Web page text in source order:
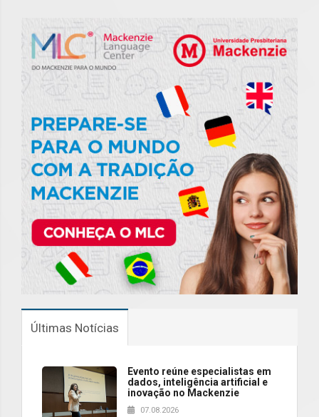
Últimas Notícias
Evento reúne especialistas em
dados, inteligência artificial e
inovação no Mackenzie
07.08.2026